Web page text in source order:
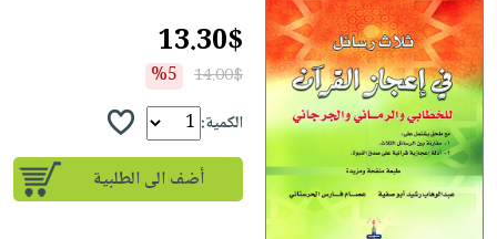
خاصة
صفحات
مشوقة
إختياراتنا
كتب
أكاديمية
صندوق
كتب
مجانية
إختياراتنا
iKitab
بلا
حدود
أسئلة
بلا
حدود
أسئلة
يتكرر
طرحها
تحميل
masmu3
وناشئة
الصفحة
الرئيسية
المواضيع
الأكثر
مبيعاً
وسائل
وسائل
تعليمية
الصحة
والعناية
13.30$
14.00$
%5
الكمية:
أضف الى الطلبية